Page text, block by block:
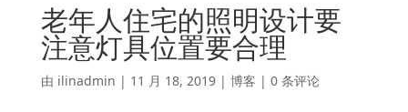
老年人住宅的照明设计要
注意灯具位置要合理
由 ilinadmin | 11 月 18, 2019| 博客 | 0 条评论